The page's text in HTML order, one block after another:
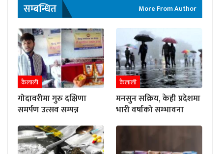
सम्बन्धित More From Author
कैलाली
गोदावरीमा गुरु दक्षिणा
समर्पण उत्सव सम्पन्न
कैलाली
मनसुन सक्रिय, केही प्रदेशमा
भारी वर्षाको सम्भावना